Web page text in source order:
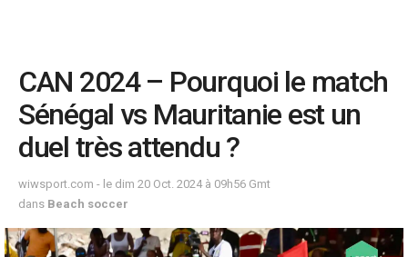
CAN 2024 – Pourquoi le match
Sénégal vs Mauritanie est un
duel très attendu ?
wiwsport.com - le dim 20 Oct. 2024 à 09h56 Gmt
dans Beach soccer